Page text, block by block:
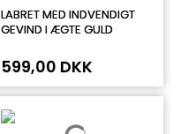
LABRET MED INDVENDIGT
GEVIND I ÆGTE GULD
599,00 DKK